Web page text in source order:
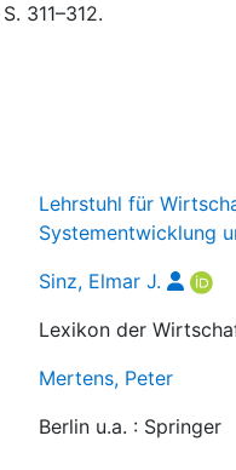
311–312.
Lehrstuhl für
Systementwicklung
Sinz, Elmar J.
Lexikon der
Mertens, Peter
Berlin u.a. : Springer